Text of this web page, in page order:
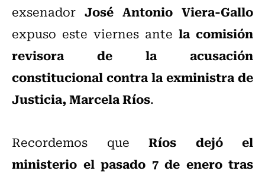
exsenador José Antonio Viera-Gallo
expuso este viernes ante la comisión
revisora de la acusación
constitucional contra la exministra de
Justicia, Marcela Ríos.
Recordemos que Ríos dejó el
ministerio el pasado 7 de enero tras